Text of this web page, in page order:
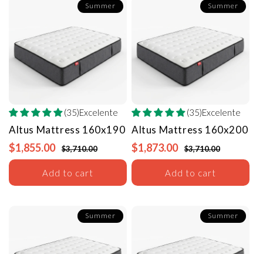
Summer
(35)Excelente
Altus Mattress 160x190
$1,855.00 $3,710.00
Add to cart
Summer
(35)Excelente
Altus Mattress 160x200
$1,873.00 $3,710.00
Add to cart
Summer Summer